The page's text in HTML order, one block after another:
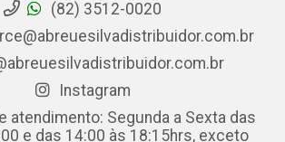
(82) 3512-0020
Instagram
atendimento: Segunda a Sexta das
e das 14:00 às 18:15hrs, exceto